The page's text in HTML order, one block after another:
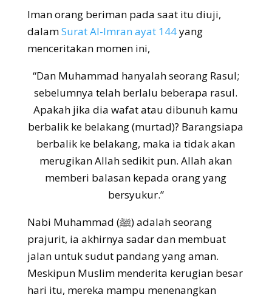
Iman orang beriman pada saat itu diuji,
dalamSurat Al-Imran ayat 144yang
menceritakan momen ini,
“Dan Muhammad hanyalah seorang Rasul;
sebelumnya telah berlalu beberapa rasul.
Apakah jika dia wafat atau dibunuh kamu
berbalik ke belakang (murtad)? Barangsiapa
berbalik ke belakang, maka ia tidak akan
merugikan Allah sedikit pun. Allah akan
memberi balasan kepada orang yang
bersyukur.”
Nabi Muhammad (ﷺ) adalah seorang
prajurit, ia akhirnya sadar dan membuat
jalan untuk sudut pandang yang aman.
Meskipun Muslim menderita kerugian besar
hari itu, mereka mampu menenangkan